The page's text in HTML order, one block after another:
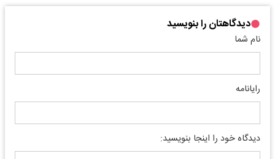
دیدگاهتان را بنویسید
نام شما
رایانامه
دیدگاه خود را اینجا بنویسید: